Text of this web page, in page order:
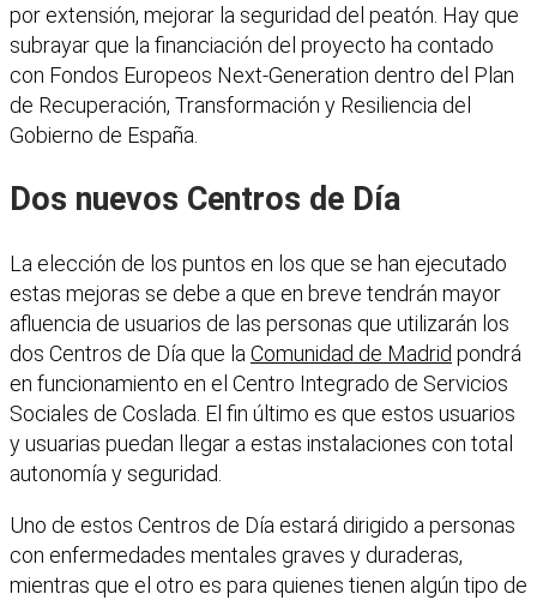
por extensión, mejorar la seguridad del peatón. Hay que
subrayar que la financiación del proyecto ha contado
con Fondos Europeos Next-Generation dentro del Plan
de Recuperación, Transformación y Resiliencia del
Gobierno de España.
Dos nuevos Centros de Día
La elección de los puntos en los que se han ejecutado
estas mejoras se debe a que en breve tendrán mayor
afluencia de usuarios de las personas que utilizarán los
dos Centros de Día que la Comunidad de Madrid pondrá
en funcionamiento en el Centro Integrado de Servicios
Sociales de Coslada. El fin último es que estos usuarios
y usuarias puedan llegar a estas instalaciones con total
autonomía y seguridad.
Uno de estos Centros de Día estará dirigido a personas
con enfermedades mentales graves y duraderas,
mientras que el otro es para quienes tienen algún tipo de